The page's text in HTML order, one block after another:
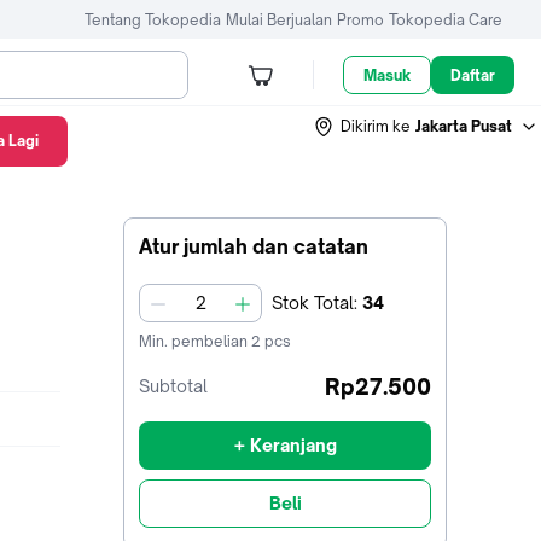
Tentang Tokopedia Mulai Berjualan Promo Tokopedia Care
Masuk Daftar
Dikirim ke Jakarta Pusat
Atur jumlah dan catatan
jumlah Stok Total: 34
Min. pembelian 2 pcs
Subtotal Rp27.500
+ Keranjang
Beli
Lagi